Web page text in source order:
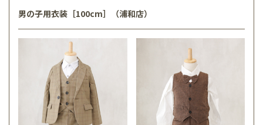
男の子用衣装［100cm］（浦和店）